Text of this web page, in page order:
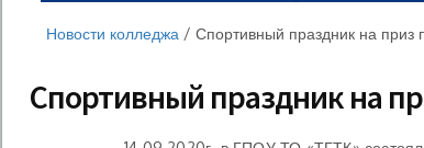
Новости колледжа / Спортивный праздник на
Спортивный праздник на